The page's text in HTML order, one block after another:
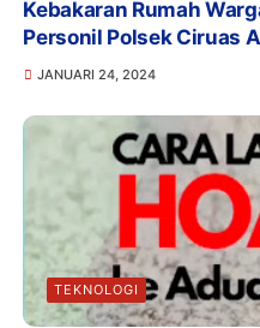
Kebakaran Rumah
Personil Polsek Ciruas
JANUARI 24, 2024
TEKNOLOGI